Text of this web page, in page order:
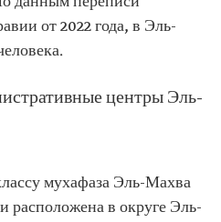
от 2022 года, в Эль-
центры Эль-
мухафаза Эль-Махва
расположена в округе Эль-